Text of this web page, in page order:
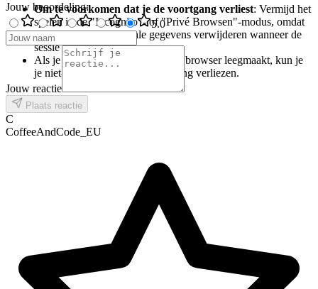
Om te voorkomen dat je de voortgang verliest: Vermijd het
spelen in de "Incognito"- of "Privé Browsen"-modus, omdat
deze modi meestal lokale gegevens verwijderen wanneer de
sessie eindigt.
Als je de cache en cookies van je browser leegmaakt, kun je
je niet-opgeslagen lokale voortgang verliezen.
Jouw beoordeling:
5.0
Jouw reactie
Plaats reactie
C
CoffeeAndCode_EU